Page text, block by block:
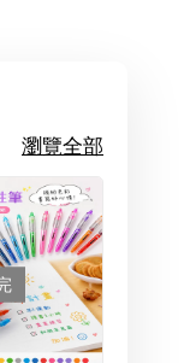
瀏覽全部